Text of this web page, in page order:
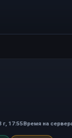
г, 17:55Время на